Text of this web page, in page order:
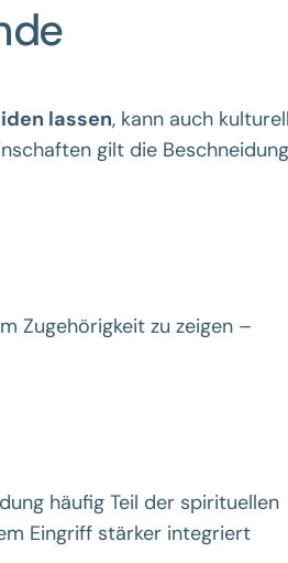
lassen, kann auch kulturell
gilt die Beschneidung
Zugehörigkeit zu zeigen –
häufig Teil der spirituellen
Eingriff stärker integriert